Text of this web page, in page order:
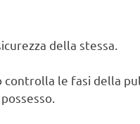
della stessa.
le fasi della